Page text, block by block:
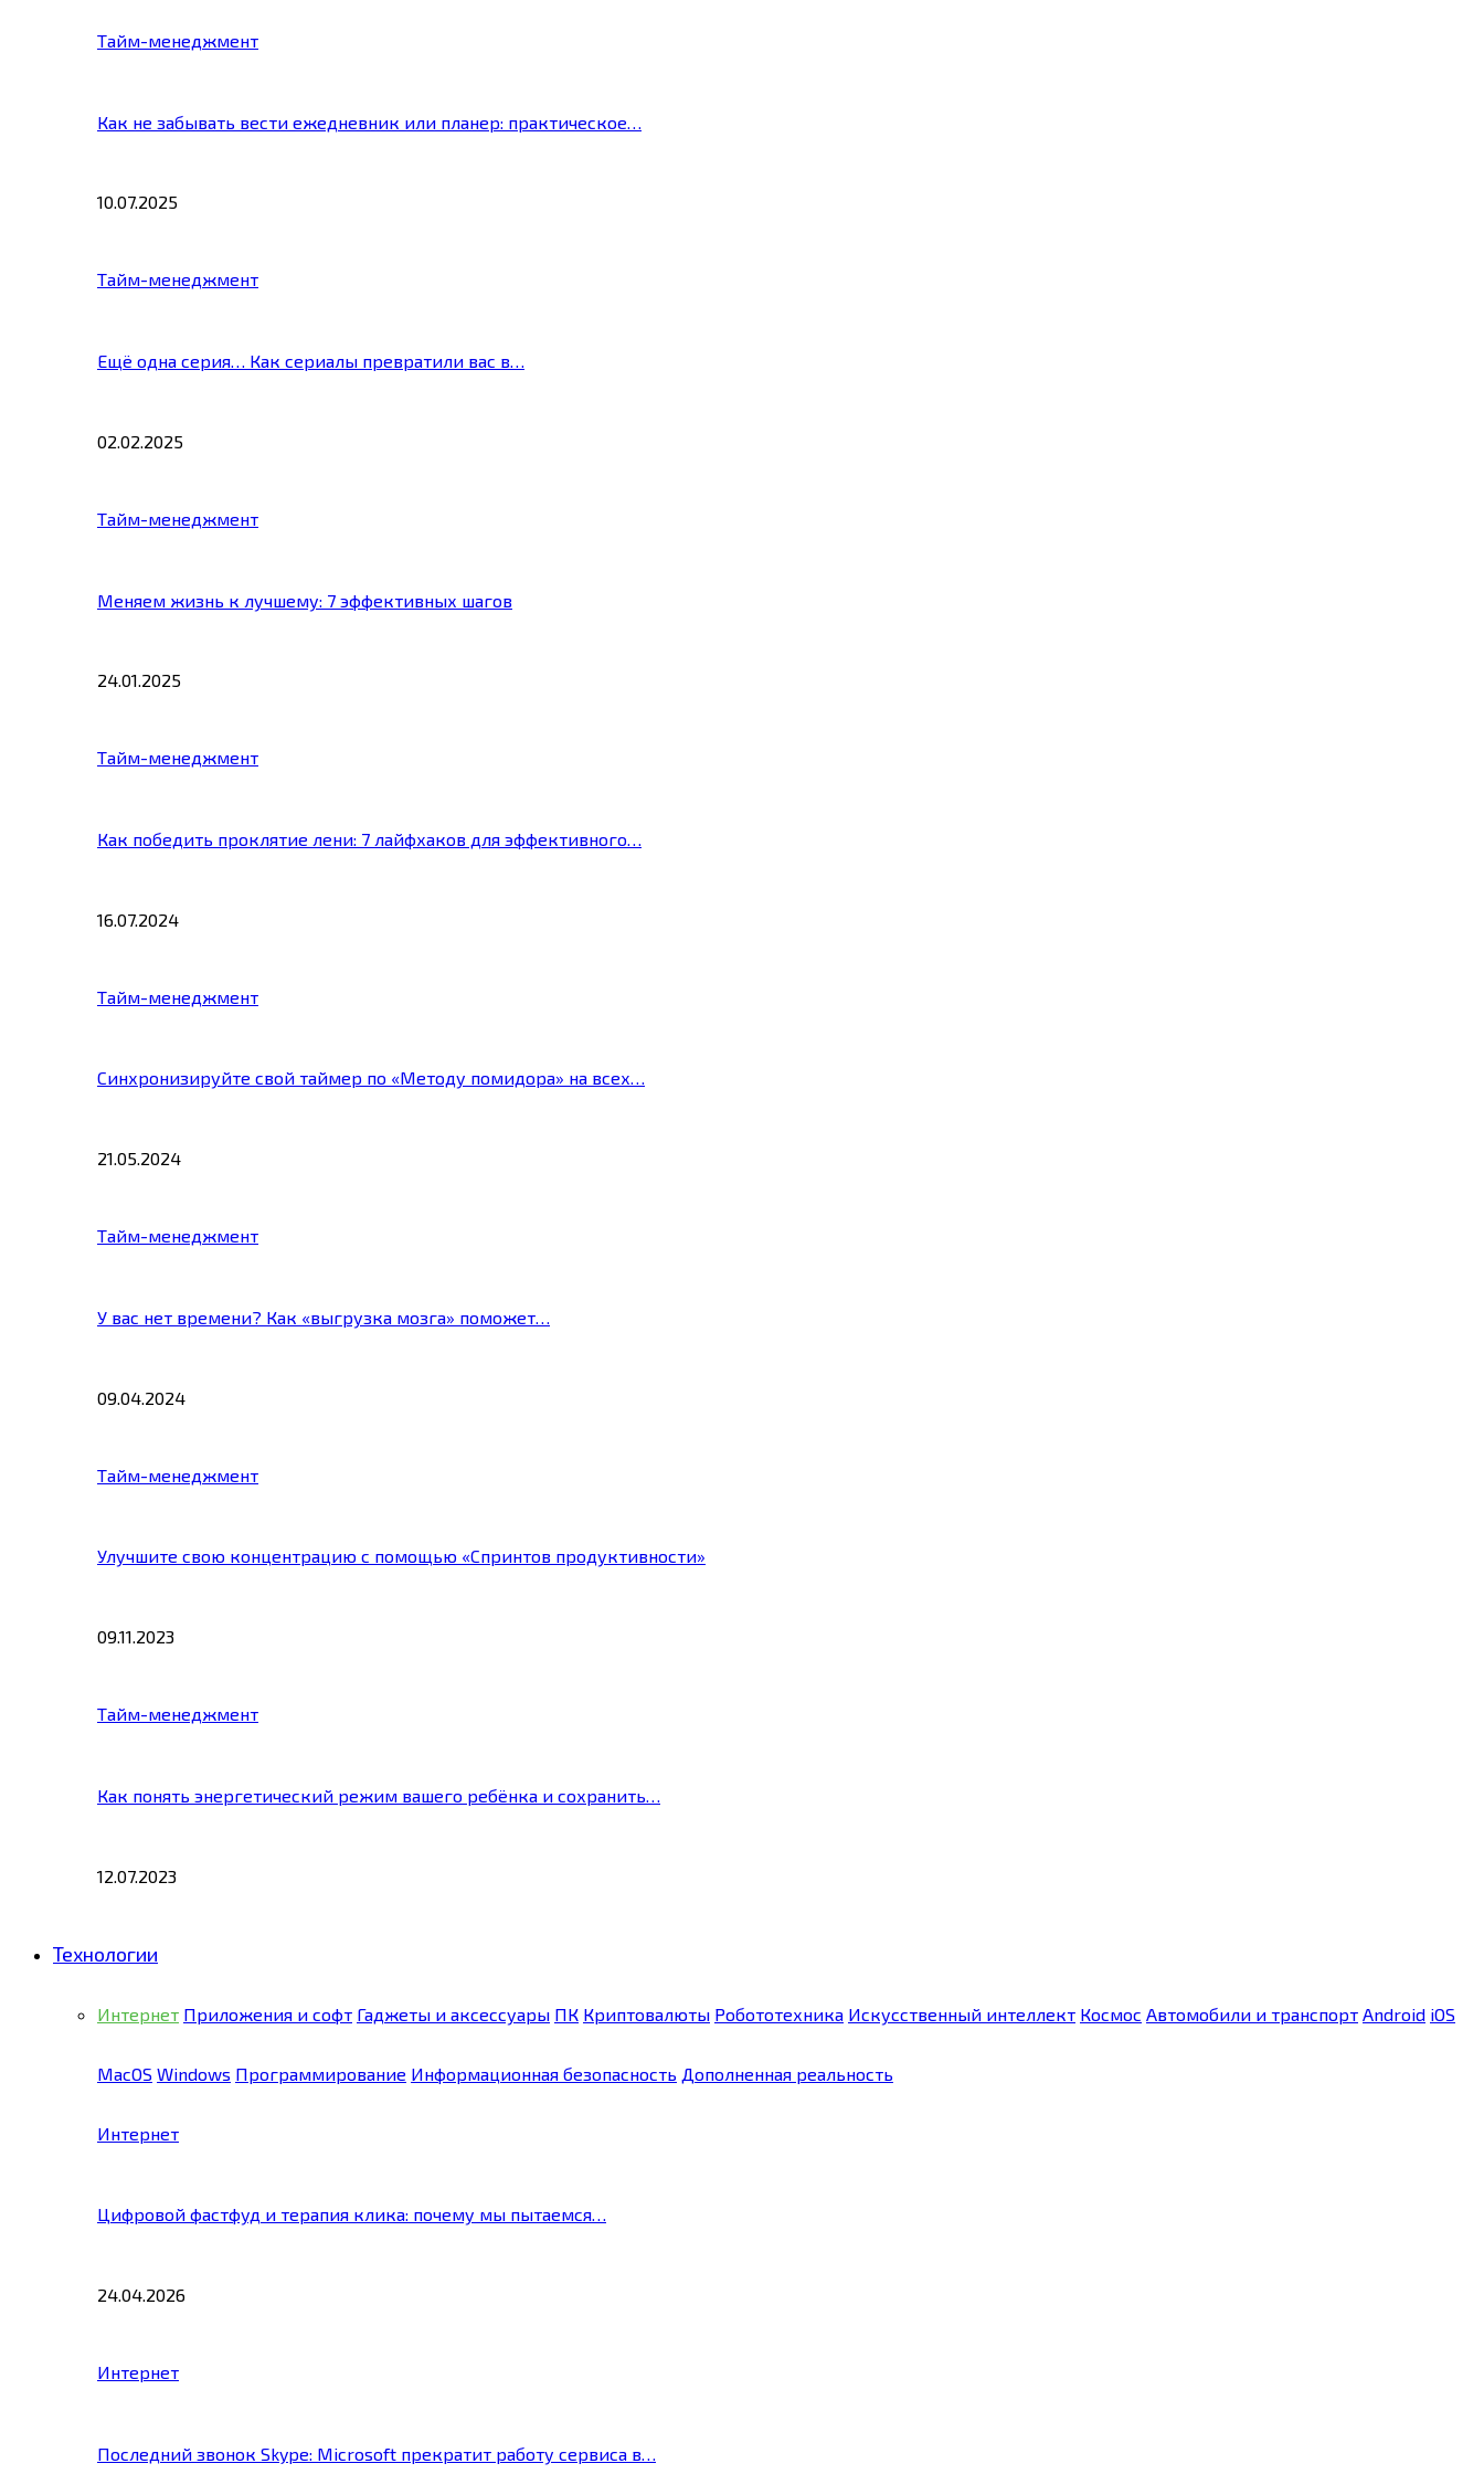
Тайм-менеджмент
Как не забывать вести ежедневник или планер: практическое…
10.07.2025
Тайм-менеджмент
Ещё одна серия… Как сериалы превратили вас в…
02.02.2025
Тайм-менеджмент
Меняем жизнь к лучшему: 7 эффективных шагов
24.01.2025
Тайм-менеджмент
Как победить проклятие лени: 7 лайфхаков для эффективного…
16.07.2024
Тайм-менеджмент
Синхронизируйте свой таймер по «Методу помидора» на всех…
21.05.2024
Тайм-менеджмент
У вас нет времени? Как «выгрузка мозга» поможет…
09.04.2024
Тайм-менеджмент
Улучшите свою концентрацию с помощью «Спринтов продуктивности»
09.11.2023
Тайм-менеджмент
Как понять энергетический режим вашего ребёнка и сохранить…
12.07.2023
Технологии
Интернет Приложения и софт Гаджеты и аксессуары ПК Криптовалюты Робототехника Искусственный интеллект Космос Автомобили и транспорт Android iOS
MacOS Windows Программирование Информационная безопасность Дополненная реальность
Интернет
Цифровой фастфуд и терапия клика: почему мы пытаемся…
24.04.2026
Интернет
Последний звонок Skype: Microsoft прекратит работу сервиса в…